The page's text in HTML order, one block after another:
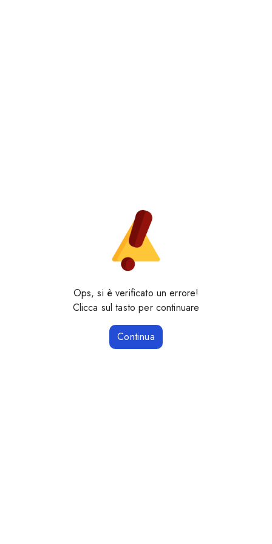
Ops, si è verificato un errore!
Clicca sul tasto per continuare
Continua